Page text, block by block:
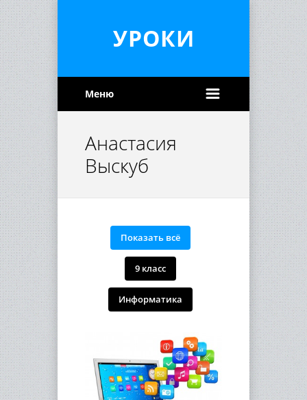
УРОКИ
Меню
Анастасия
Выскуб
Показать всё
9 класс
Информатика